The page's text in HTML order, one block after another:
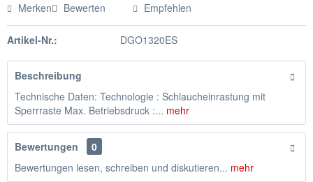
Merken Bewerten Empfehlen
Artikel-Nr.: DGO1320ES
Beschreibung
Technische Daten: Technologie : Schlaucheinrastung mit
Sperrraste Max. Betriebsdruck :... mehr
Bewertungen
0
Bewertungen lesen, schreiben und diskutieren... mehr